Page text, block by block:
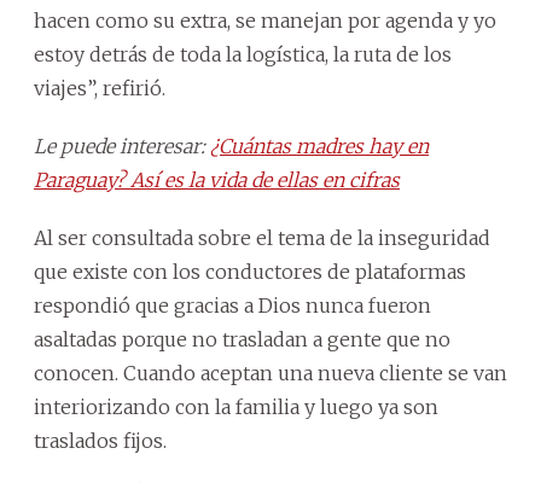
hacen como su extra, se manejan por agenda y yo
estoy detrás de toda la logística, la ruta de los
viajes”, refirió.
Le puede interesar: ¿Cuántas madres hay en
Paraguay? Así es la vida de ellas en cifras
Al ser consultada sobre el tema de la inseguridad
que existe con los conductores de plataformas
respondió que gracias a Dios nunca fueron
asaltadas porque no trasladan a gente que no
conocen. Cuando aceptan una nueva cliente se van
interiorizando con la familia y luego ya son
traslados fijos.